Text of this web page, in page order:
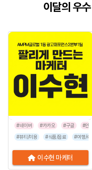
이달의 우
#네이버 #카카오 #구글
#인
#뷰티/미용
#식품/음료 #여행/숙박
이수현 마케터